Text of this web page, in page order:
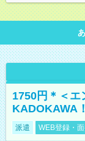
1750円＊＜エ
KADOKAWA
派遣 WEB登録・